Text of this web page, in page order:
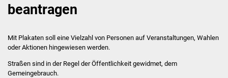
Kontakt
Veröffentlichungen
beantragen
Mit Plakaten soll eine Vielzahl von Personen auf Veranstaltungen, Wahlen
oder Aktionen hingewiesen werden.
Straßen sind in der Regel der Öffentlichkeit gewidmet, dem
Gemeingebrauch.